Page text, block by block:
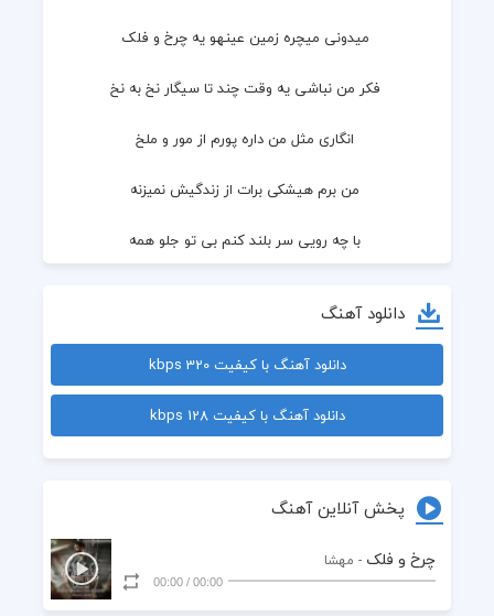
میدونی میچره زمین عینهو یه چرخ و فلک
فکر من نباشی یه وقت چند تا سیگار نخ به نخ
انگاری مثل من داره پورم از مور و ملخ
من برم هیشکی برات از زندگیش نمیزنه
با چه رویی سر بلند کنم بی تو جلو همه
اما میبینی ورق بر میگرده قانونشه
یکاری کردی که دیگه من از سایم میترسم
انگاری که تنهاییامون به یه دنیا می ارزه
برو غمت نباشه بی تو اگه دستام میلرزه
با چه رویی سر بلند کنم بی تو جلو همه
دانلود آهنگ
دانلود آهنگ با کیفیت 320 kbps
دانلود آهنگ با کیفیت 128 kbps
پخش آنلاین آهنگ
چرخ و فلک - مهشا
00:00
/
00:00